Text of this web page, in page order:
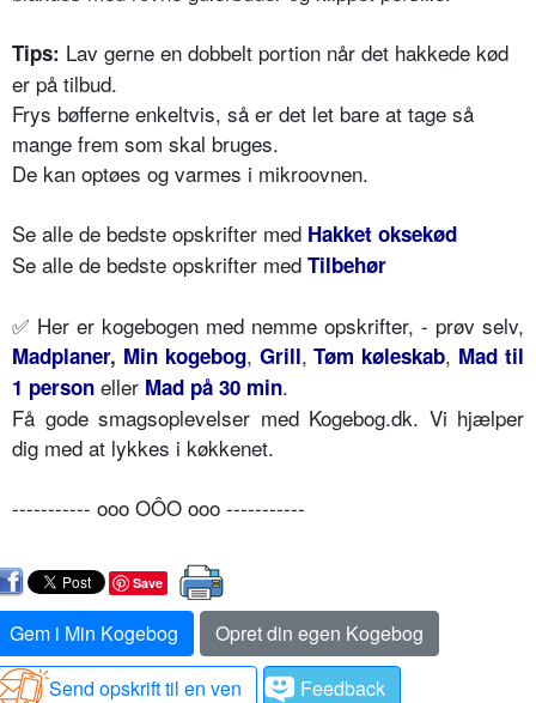
Tips: Lav gerne en dobbelt portion når det hakkede kød
er på tilbud.
Frys bøfferne enkeltvis, så er det let bare at tage så
mange frem som skal bruges.
De kan optøes og varmes i mikroovnen.
Se alle de bedste opskrifter med Hakket oksekød
Se alle de bedste opskrifter med Tilbehør
✅ Her er kogebogen med nemme opskrifter, - prøv selv,
Madplaner, Min kogebog, Grill,Tøm køleskab, Mad til
1 person eller Mad på 30 min.
Få gode smagsoplevelser med Kogebog.dk. Vi hjælper
dig med at lykkes i køkkenet.
----------- ooo OÔO ooo -----------
Save
Gem i Min Kogebog
Opret din egen Kogebog
Send opskrift til en ven
Feedback